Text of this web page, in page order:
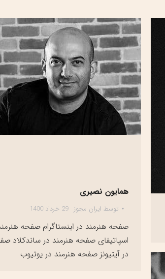
همایون نصیری
توسط ایران مجوز 29 خرداد 1400
صفحه هنرمند در اینستاگرام صفحه
اسپاتیفای صفحه هنرمند در ساندکلاد
در آیتیونز صفحه هنرمند در یوتیوب